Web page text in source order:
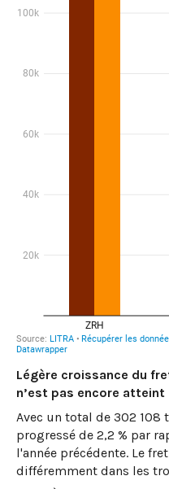
Légère croissance du
n’est pas encore atteint
Avec un total de 302 108
progressé de 2,2 % par
l'année précédente. Le
différemment dans les